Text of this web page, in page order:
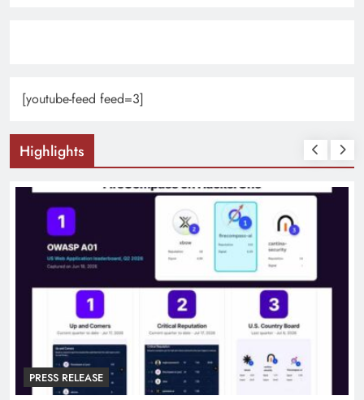
[youtube-feed feed=3]
Highlights
PRESS RELEASE